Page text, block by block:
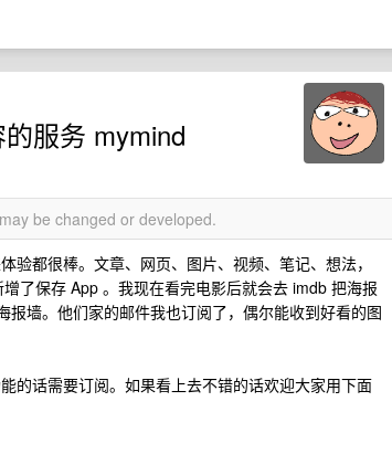
服务 mymind
be changed or developed.
都很棒。文章、网页、图片、视频、笔记、想法，
了保存 App 。我现在看完电影后就会去 imdb 把海报
墙。他们家的邮件我也订阅了，偶尔能收到好看的图
的话需要订阅。如果看上去不错的话欢迎大家用下面